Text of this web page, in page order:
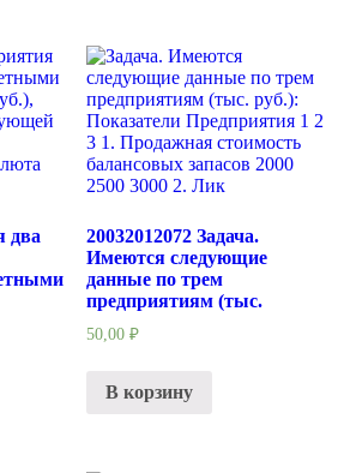
два
20032012072 Задача.
Имеются следующие
данные по трем
предприятиям (тыс.
50,00 ₽
В корзину